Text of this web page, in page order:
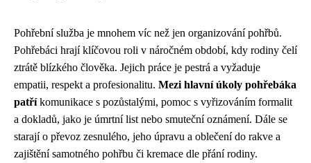
Pohřební služba je mnohem víc než jen organizování pohřbů.
Pohřebáci hrají klíčovou roli v náročném období, kdy rodiny čelí
ztrátě blízkého člověka. Jejich práce je pestrá a vyžaduje
empatii, respekt a profesionalitu. Mezi hlavní úkoly pohřebáka
patříkomunikace s pozůstalými, pomoc s vyřizováním formalit
a dokladů, jako je úmrtní list nebo smuteční oznámení. Dále se
starají o převoz zesnulého, jeho úpravu a oblečení do rakve a
zajištění samotného pohřbu či kremace dle přání rodiny.